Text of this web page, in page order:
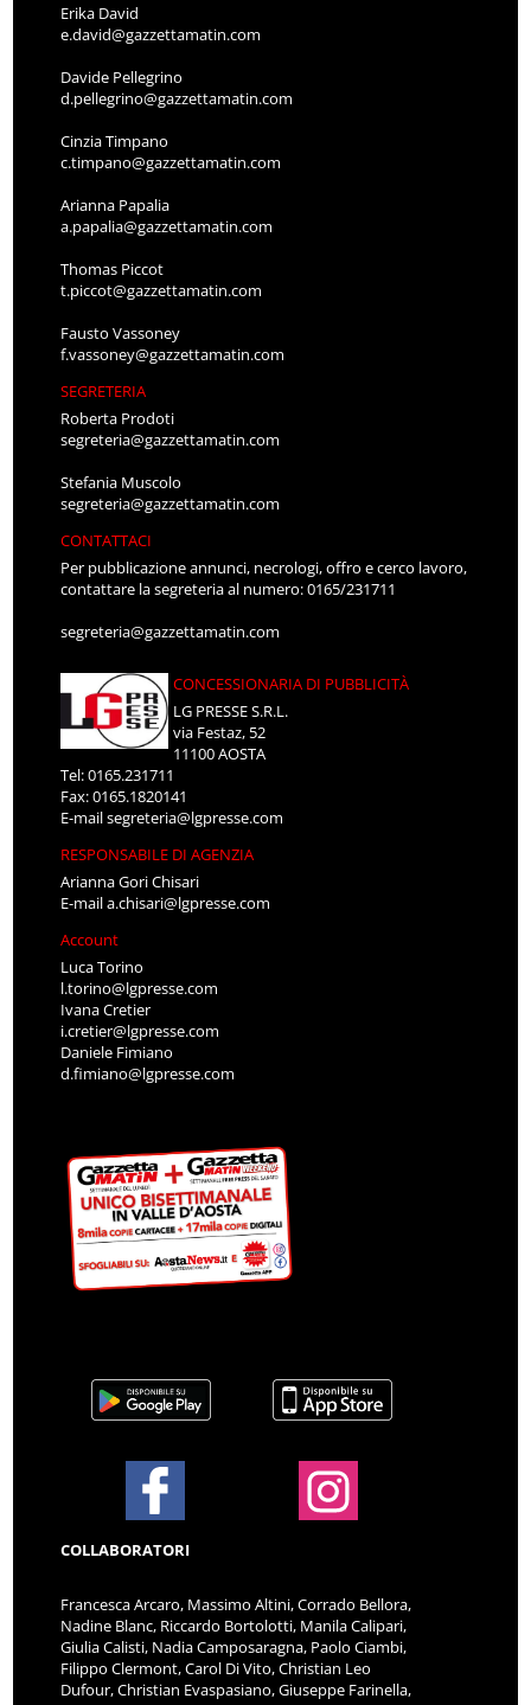
Erika David
e.david@gazzettamatin.com
Davide Pellegrino
d.pellegrino@gazzettamatin.com
Cinzia Timpano
c.timpano@gazzettamatin.com
Arianna Papalia
a.papalia@gazzettamatin.com
Thomas Piccot
t.piccot@gazzettamatin.com
Fausto Vassoney
f.vassoney@gazzettamatin.com
SEGRETERIA
Roberta Prodoti
segreteria@gazzettamatin.com
Stefania Muscolo
segreteria@gazzettamatin.com
CONTATTACI
Per pubblicazione annunci, necrologi, offro e cerco lavoro,
contattare la segreteria al numero: 0165/231711
segreteria@gazzettamatin.com
CONCESSIONARIA DI PUBBLICITÀ
LG PRESSE S.R.L.
via Festaz, 52
11100 AOSTA
Tel: 0165.231711
Fax: 0165.1820141
E-mailsegreteria@lgpresse.com
RESPONSABILE DI AGENZIA
Arianna Gori Chisari
E-maila.chisari@lgpresse.com
Account
Luca Torino
l.torino@lgpresse.com
Ivana Cretier
i.cretier@lgpresse.com
Daniele Fimiano
d.fimiano@lgpresse.com
COLLABORATORI
Francesca Arcaro, Massimo Altini, Corrado Bellora,
Nadine Blanc, Riccardo Bortolotti, Manila Calipari,
Giulia Calisti, Nadia Camposaragna, Paolo Ciambi,
Filippo Clermont, Carol Di Vito, Christian Leo
Dufour, Christian Evaspasiano, Giuseppe Farinella,